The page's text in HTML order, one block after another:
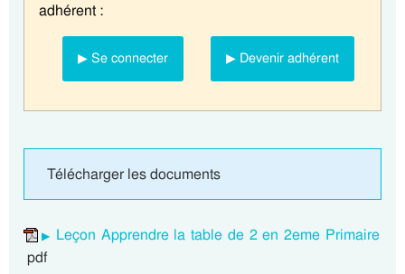
adhérent :
▶ Se connecter ▶ Devenir adhérent
Télécharger les documents
Leçon Apprendre la table de 2 en 2eme Primaire
pdf